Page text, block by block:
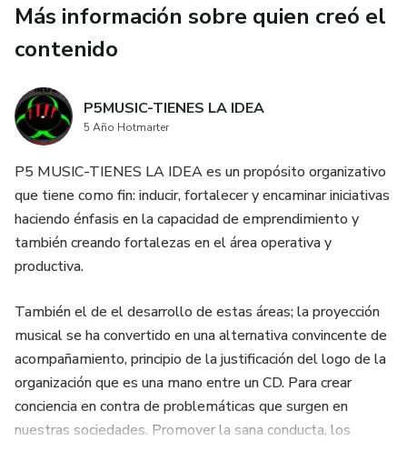
Más información sobre quien creó el
contenido
P5MUSIC-TIENES LA IDEA
5 Año Hotmarter
P5 MUSIC-TIENES LA IDEA es un propósito organizativo
que tiene como fin: inducir, fortalecer y encaminar iniciativas
haciendo énfasis en la capacidad de emprendimiento y
también creando fortalezas en el área operativa y
productiva.
También el de el desarrollo de estas áreas; la proyección
musical se ha convertido en una alternativa convincente de
acompañamiento, principio de la justificación del logo de la
organización que es una mano entre un CD. Para crear
conciencia en contra de problemáticas que surgen en
nuestras sociedades. Promover la sana conducta, los